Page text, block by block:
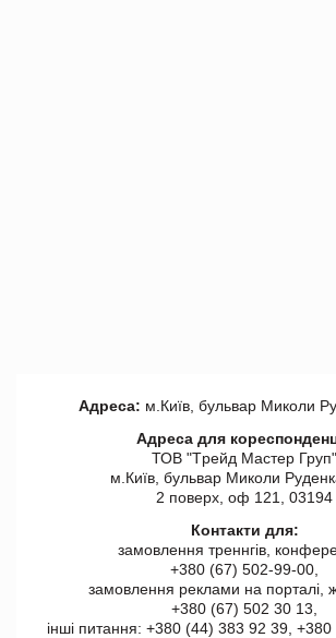
Адреса: м.Київ, бульвар Миколи
Адреса для
ТОВ "Tрейд Мастер Груп"
м.Київ, бульвар Миколи
2 поверх, оф 121, 03194
Контакти для:
замовлення треннгів,
+380 (67) 502-99-00,
замовлення реклами на порталі,
+380 (67) 502 30 13,
інші питання: +380 (44) 383 92 39,